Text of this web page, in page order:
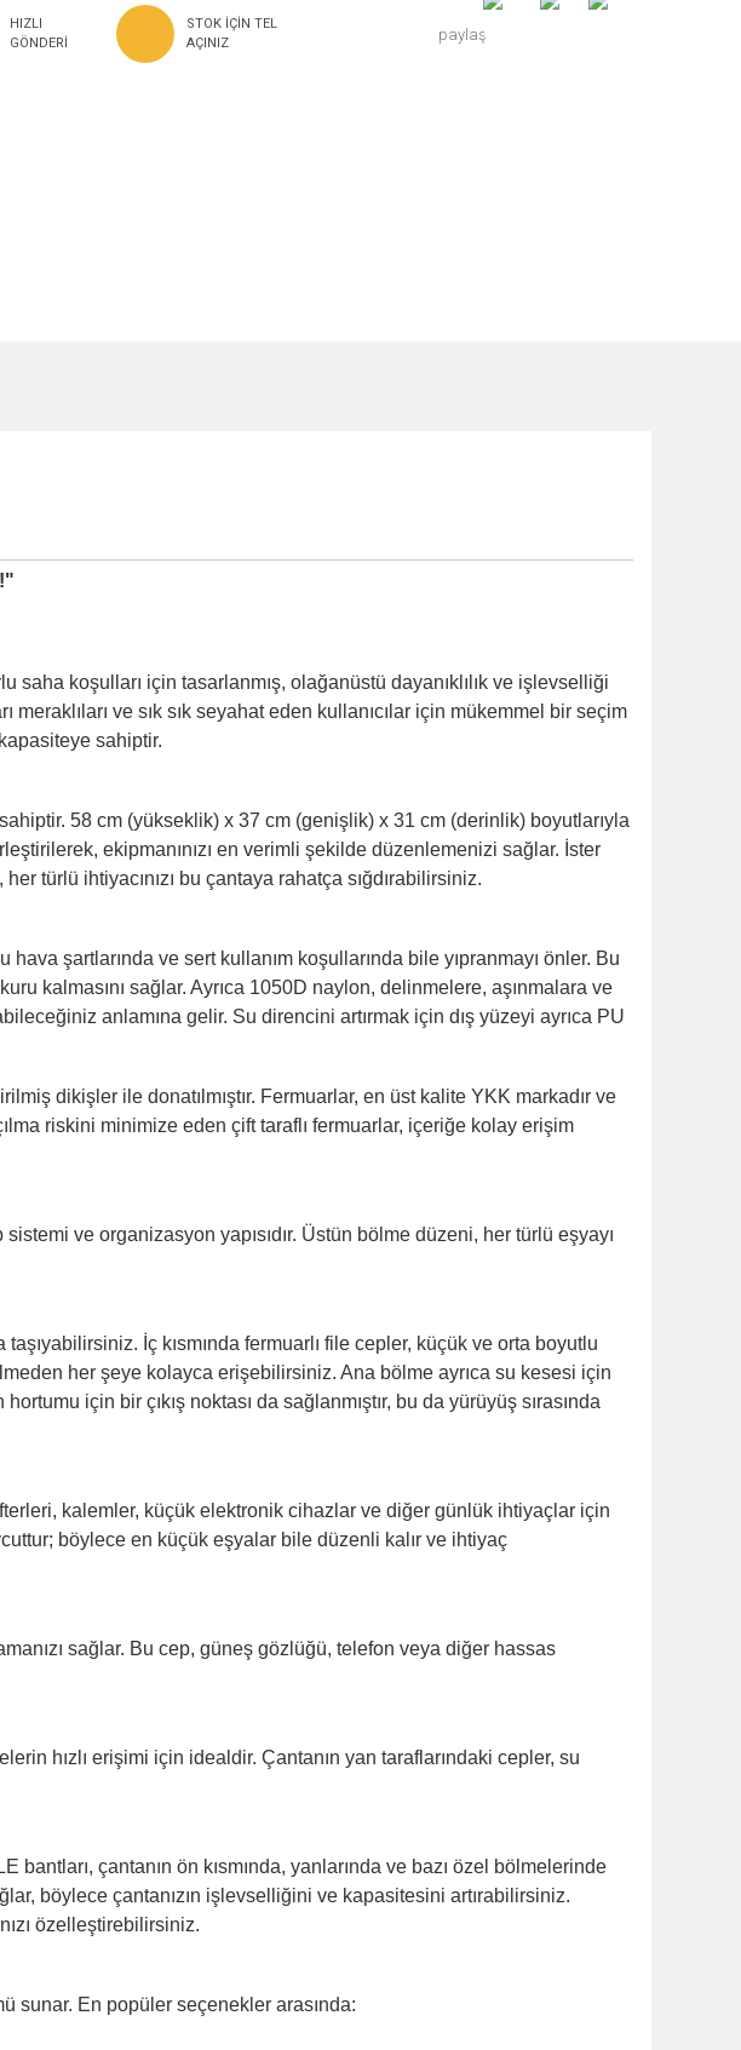
HIZLI
GÖNDERI
STOK IÇIN TEL
AÇINIZ
paylaş
koşulları için tasarlanmış, olağanüstü dayanıklılık ve işlevselliği
ve sık sık seyahat eden kullanıcılar için mükemmel bir seçim
sahiptir.
58 cm (yükseklik) x 37 cm (genişlik) x 31 cm (derinlik) boyutlarıyla
ekipmanınızı en verimli şekilde düzenlemenizi sağlar. İster
türlü ihtiyacınızı bu çantaya rahatça sığdırabilirsiniz.
şartlarında ve sert kullanım koşullarında bile yıpranmayı önler. Bu
kalmasını sağlar. Ayrıca 1050D naylon, delinmelere, aşınmalara ve
anlamına gelir. Su direncini artırmak için dış yüzeyi ayrıca PU
dikişler ile donatılmıştır. Fermuarlar, en üst kalite YKK markadır ve
riskini minimize eden çift taraflı fermuarlar, içeriğe kolay erişim
ve organizasyon yapısıdır. Üstün bölme düzeni, her türlü eşyayı
İç kısmında fermuarlı file cepler, küçük ve orta boyutlu
her şeye kolayca erişebilirsiniz. Ana bölme ayrıca su kesesi için
için bir çıkış noktası da sağlanmıştır, bu da yürüyüş sırasında
kalemler, küçük elektronik cihazlar ve diğer günlük ihtiyaçlar için
böylece en küçük eşyalar bile düzenli kalır ve ihtiyaç
sağlar. Bu cep, güneş gözlüğü, telefon veya diğer hassas
hızlı erişimi için idealdir. Çantanın yan taraflarındaki cepler, su
bantları, çantanın ön kısmında, yanlarında ve bazı özel bölmelerinde
böylece çantanızın işlevselliğini ve kapasitesini artırabilirsiniz.
özelleştirebilirsiniz.
sunar. En popüler seçenekler arasında: